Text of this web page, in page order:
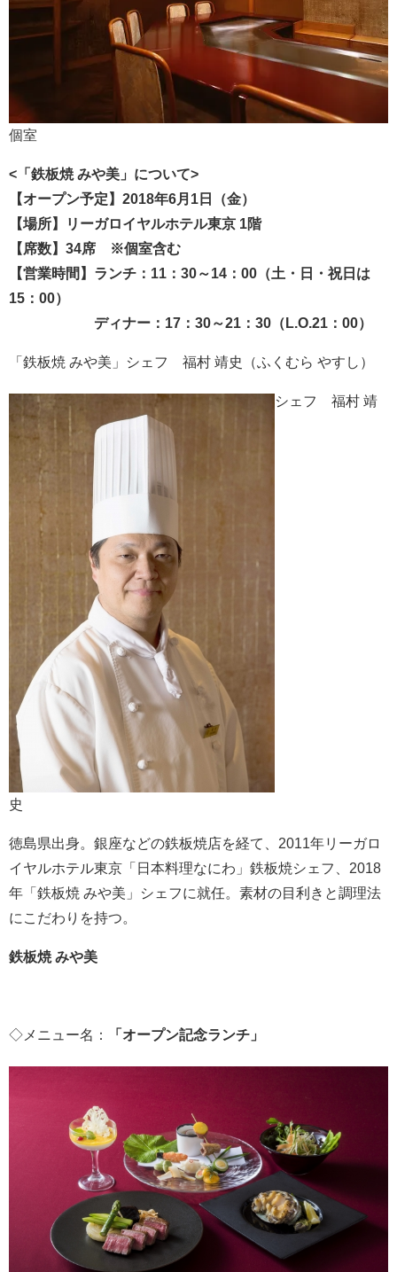
個室
< 「鉄板焼 みや美 」 について>
【オープン予定】 2018年6月 1 日（金）
【場所】リーガロイヤルホテル東京 1階
【席数】 34席 ※個室含む
【営業時間】ランチ： 11 ： 30～14 ： 00 （土・日・祝日 は
15 ： 00）
ディナー： 17 ： 30～21 ： 30 （ L.O.21 ： 00）
「鉄板焼 みや美」シェフ 福村 靖史（ふくむら やすし）
シェフ 福村 靖
史
徳島県出身。銀座などの鉄板焼店を経て、2011年リーガロ
イヤルホテル東京「日本料理なにわ」鉄板焼シェフ、2018
年「鉄板焼 みや美」シェフに就任。素材の目利きと調理法
にこだわりを持つ。
鉄板焼 みや美
◇メニュー名： 「オープン記念ランチ 」